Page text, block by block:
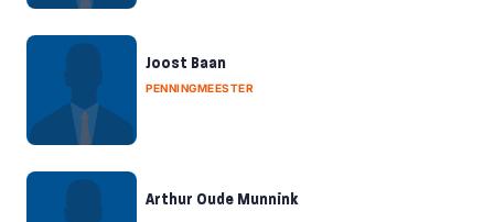
Joost Baan
PENNINGMEESTER
Arthur Oude Munnink